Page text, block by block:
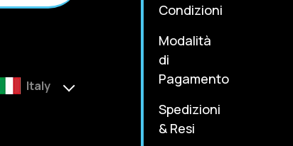
Italy
Condizioni
Modalità
di
Pagamento
Spedizioni
& Resi